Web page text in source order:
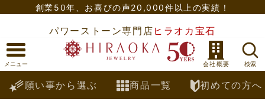
創業50年、 お喜びの声20,000件以上の実績！
パワーストーン専門店 ヒラオカ宝石
願い事から選ぶ 商品一覧 初めての方へ